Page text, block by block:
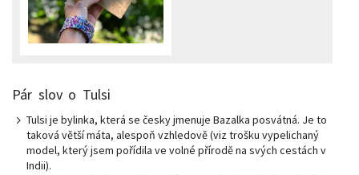
Pár slov o Tulsi
Tulsi je bylinka, která se česky jmenuje Bazalka posvátná. Je to
taková větší máta, alespoň vzhledově (viz trošku vypelichaný
model, který jsem pořídila ve volné přírodě na svých cestách v
Indii).